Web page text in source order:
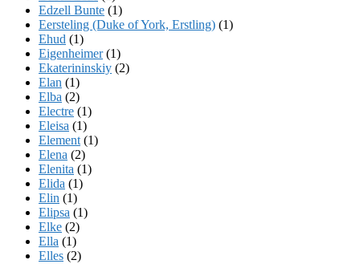
Edzell Bunte (1)
Eersteling (Duke of York, Erstling) (1)
Ehud (1)
Eigenheimer(1)
Ekaterininskiy (2)
Elan (1)
Elba (2)
Electre (1)
Eleisa (1)
Element (1)
Elena (2)
Elenita (1)
Elida (1)
Elin (1)
Elipsa (1)
Elke (2)
Ella (1)
Elles (2)